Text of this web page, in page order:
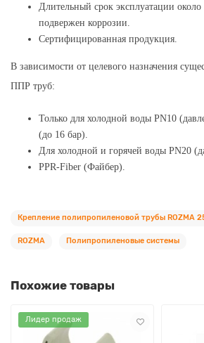
Длительный срок эксплуатации
подвержен коррозии.
Сертифицированная продукция.
В зависимости от целевого назначения
ППР труб:
Только для холодной воды PN10
(до 16 бар).
Для холодной и горячей воды PN20
PPR-Fiber (Файбер).
Крепление полипропиленовой трубы ROZMA
ROZMA Полипропиленовые системы
Похожие товары
Лидер продаж